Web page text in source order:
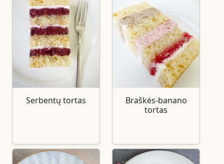
Serbentų tortas
Braškės-banano
tortas